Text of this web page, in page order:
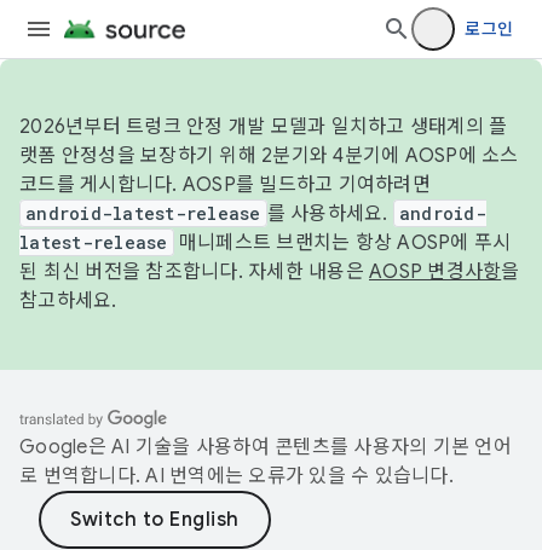
로그인
2026년부터 트렁크 안정 개발 모델과 일치하고 생태계의 플
랫폼 안정성을 보장하기 위해 2분기와 4분기에 AOSP에 소스
코드를 게시합니다. AOSP를 빌드하고 기여하려면
android-latest-release 를 사용하세요.
android-
latest-release
매니페스트 브랜치는 항상 AOSP에 푸시
된 최신 버전을 참조합니다. 자세한 내용은 AOSP 변경사항을
참고하세요.
Google은 AI 기술을 사용하여 콘텐츠를 사용자의 기본 언어
로 번역합니다. AI 번역에는 오류가 있을 수 있습니다.